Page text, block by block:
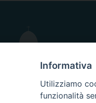
Informativa
Utilizziamo
funzionalità